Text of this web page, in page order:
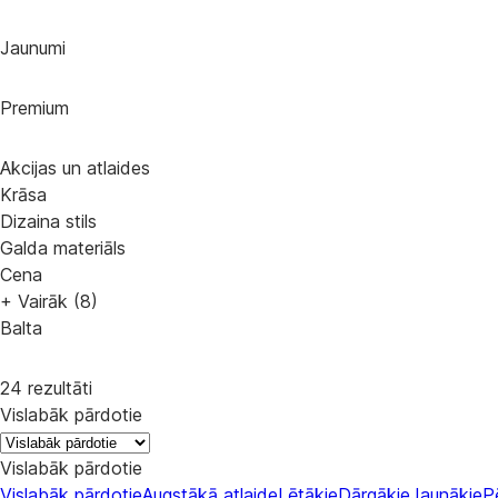
Jaunumi
Premium
Akcijas un atlaides
Krāsa
Dizaina stils
Galda materiāls
Cena
+ Vairāk (8)
Balta
24 rezultāti
Vislabāk pārdotie
Vislabāk pārdotie